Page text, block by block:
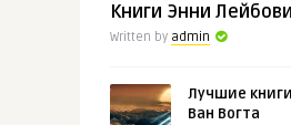
Книги Энни
Written by admin
Лучшие
Ван Вогта